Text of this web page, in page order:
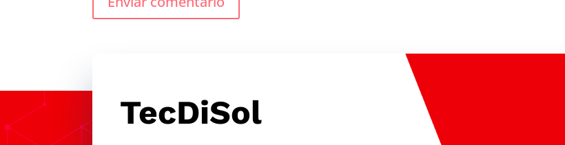
TecDiSol